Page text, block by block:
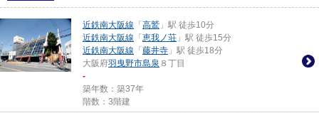
近鉄南大阪線 「 高鷲 」駅 徒歩10分
近鉄南大阪線 「 恵我ノ荘 」駅 徒歩15分
近鉄南大阪線 「 藤井寺 」駅 徒歩18分
大阪府羽曳野市島泉 ８丁目
-
築年数：築37年
階数：3階建